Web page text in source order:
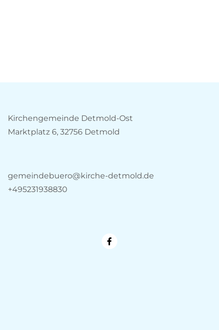
Kirchengemeinde Detmold-Ost
Marktplatz 6, 32756 Detmold
gemeindebuero@kirche-detmold.de
+495231938830